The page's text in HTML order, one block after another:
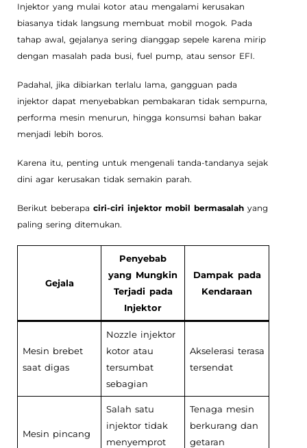
Injektor yang mulai kotor atau mengalami kerusakan
biasanya tidak langsung membuat mobil mogok. Pada
tahap awal, gejalanya sering dianggap sepele karena mirip
dengan masalah pada busi, fuel pump, atau sensor EFI.
Padahal, jika dibiarkan terlalu lama, gangguan pada
injektor dapat menyebabkan pembakaran tidak sempurna,
performa mesin menurun, hingga konsumsi bahan bakar
menjadi lebih boros.
Karena itu, penting untuk mengenali tanda-tandanya sejak
dini agar kerusakan tidak semakin parah.
Berikut beberapa ciri-ciri injektor mobil bermasalah yang
paling sering ditemukan.
Gejala
Penyebab
yang Mungkin
Terjadi pada
Injektor
Dampak pada
Kendaraan
Mesin brebet
saat digas
Nozzle injektor
kotor atau
tersumbat
sebagian
Akselerasi terasa
tersendat
Mesin pincang
Salah satu
injektor tidak
menyemprot
Tenaga mesin
berkurang dan
getaran